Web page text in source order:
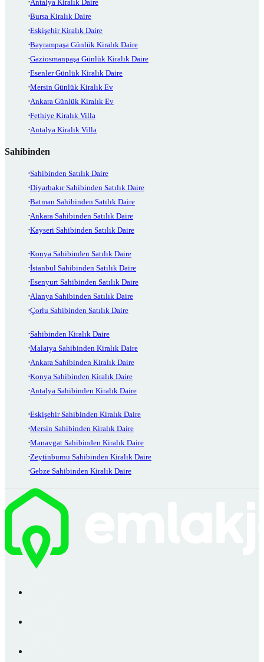
Antalya Kiralık Daire
Bursa Kiralık Daire
Eskişehir Kiralık Daire
Bayrampaşa Günlük Kiralık Daire
Gaziosmanpaşa Günlük Kiralık Daire
Esenler Günlük Kiralık Daire
Mersin Günlük Kiralık Ev
Ankara Günlük Kiralık Ev
Fethiye Kiralık Villa
Antalya Kiralık Villa
Sahibinden
Sahibinden Satılık Daire
Diyarbakır Sahibinden Satılık Daire
Batman Sahibinden Satılık Daire
Ankara Sahibinden Satılık Daire
Kayseri Sahibinden Satılık Daire
Konya Sahibinden Satılık Daire
İstanbul Sahibinden Satılık Daire
Esenyurt Sahibinden Satılık Daire
Alanya Sahibinden Satılık Daire
Çorlu Sahibinden Satılık Daire
Sahibinden Kiralık Daire
Malatya Sahibinden Kiralık Daire
Ankara Sahibinden Kiralık Daire
Konya Sahibinden Kiralık Daire
Antalya Sahibinden Kiralık Daire
Eskişehir Sahibinden Kiralık Daire
Mersin Sahibinden Kiralık Daire
Manavgat Sahibinden Kiralık Daire
Zeytinburnu Sahibinden Kiralık Daire
Gebze Sahibinden Kiralık Daire